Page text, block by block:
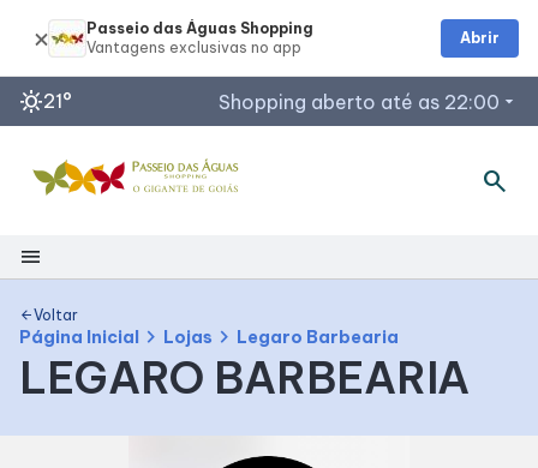
sunny21° Shopping aberto até as 22:00 arrow_drop_down
Horários de Funcionamento
Lojas
Acessar todos os horários
search
menu
Shopping
Mapa Interno
Como Chegar
arrow_backVoltar
Página Inicial chevron_right Lojas chevron_right Legaro Barbearia
LEGARO BARBEARIA
Passeio das Águas Shopping
Abrir